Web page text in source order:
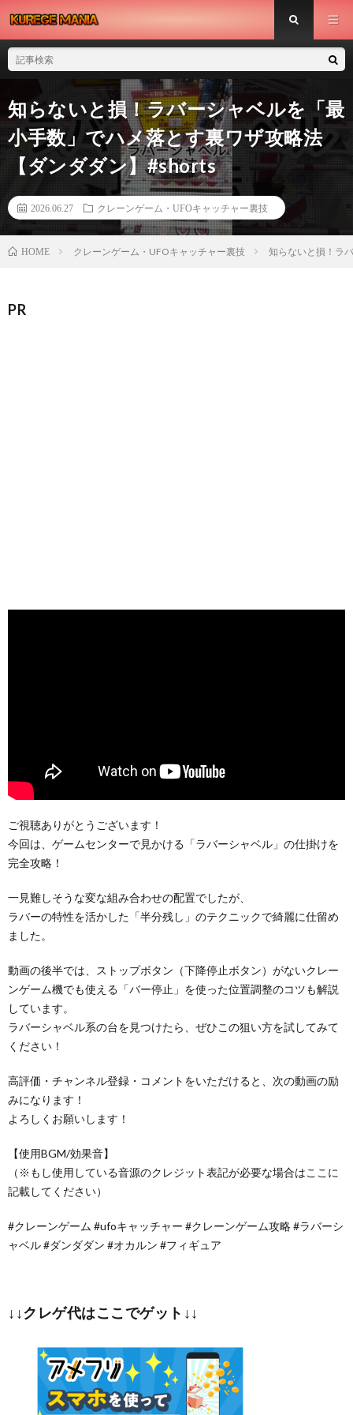
知らないと損！ラバーシャベルを「最
小手数」でハメ落とす裏ワザ攻略法
【ダンダダン】#shorts
2026.06.27 クレーンゲーム・UFOキャッチャー裏技
HOME クレーンゲーム・UFOキャッチャー裏技 知らないと損！ラ
PR
ご視聴ありがとうございます！
今回は、ゲームセンターで見かける「ラバーシャベル」の仕掛けを
完全攻略！
一見難しそうな変な組み合わせの配置でしたが、
ラバーの特性を活かした「半分残し」のテクニックで綺麗に仕留め
ました。
動画の後半では、ストップボタン（下降停止ボタン）がないクレー
ンゲーム機でも使える「バー停止」を使った位置調整のコツも解説
しています。
ラバーシャベル系の台を見つけたら、ぜひこの狙い方を試してみて
ください！
高評価・チャンネル登録・コメントをいただけると、次の動画の励
みになります！
よろしくお願いします！
【使用BGM/効果音】
（※もし使用している音源のクレジット表記が必要な場合はここに
記載してください）
#クレーンゲーム #ufoキャッチャー #クレーンゲーム攻略 #ラバーシ
ャベル #ダンダダン #オカルン #フィギュア
↓↓クレゲ代はここでゲット↓↓